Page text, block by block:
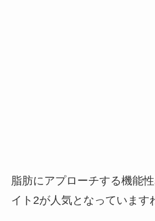
脂肪にアプローチする機能
イト2が人気となっています